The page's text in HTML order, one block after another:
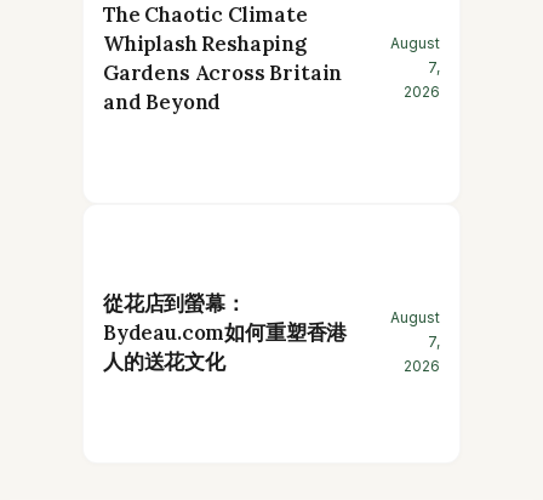
The Chaotic Climate
Whiplash Reshaping
Gardens Across Britain
and Beyond
August
7,
2026
從花店到螢幕：
Bydeau.com如何重塑香港
人的送花文化
August
7,
2026